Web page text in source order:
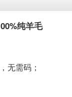
纯羊毛
，无需码；